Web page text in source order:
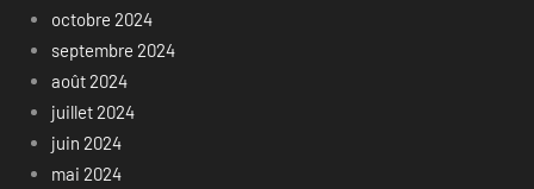
octobre 2024
septembre 2024
août 2024
juillet 2024
juin 2024
mai 2024